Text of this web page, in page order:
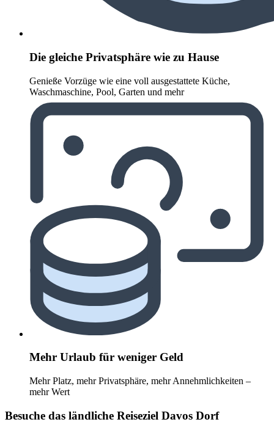
Die gleiche Privatsphäre wie zu Hause
Genieße Vorzüge wie eine voll ausgestattete Küche,
Waschmaschine, Pool, Garten und mehr
Mehr Urlaub für weniger Geld
Mehr Platz, mehr Privatsphäre, mehr Annehmlichkeiten –
mehr Wert
Besuche das ländliche Reiseziel Davos Dorf